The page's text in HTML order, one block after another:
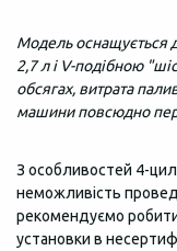
Модель оснащується
2,7 л і V-подібною
обсягах, витрата
машини повсюдно
З особливостей 4-
неможливість
рекомендуємо
установки в